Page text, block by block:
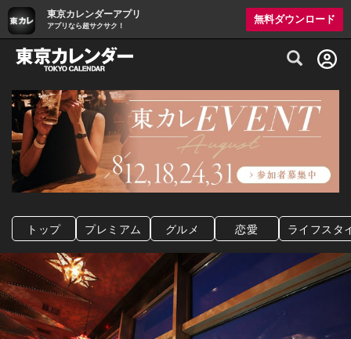
東京カレンダーアプリ
アプリなら超サクサク！
無料ダウンロード
グルメ情報・プレミアムレストラン予約
トップ プレミアム グルメ 恋愛 ライフスタ